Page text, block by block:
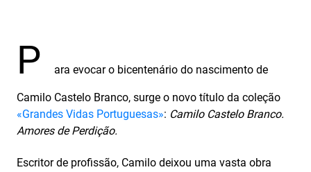
P ara evocar o bicentenário do nascimento de
Camilo Castelo Branco, surge o novo título da coleção
«Grandes Vidas Portuguesas»: Camilo Castelo Branco.
Amores de Perdição.
Escritor de profissão, Camilo deixou uma vasta obra